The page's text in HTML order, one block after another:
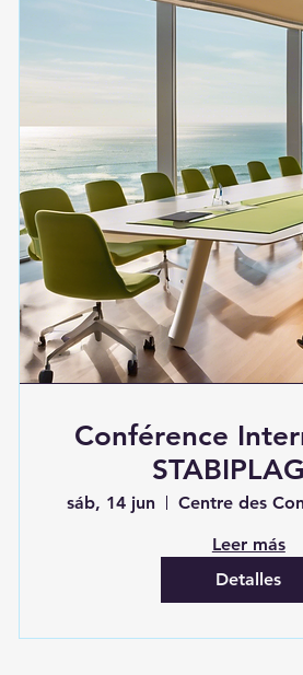
Conférence
sáb, 14 jun
Centre des
Leer más
Detalles